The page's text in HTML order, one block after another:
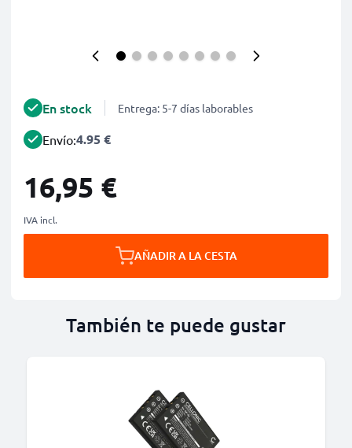
En stock Entrega: 5-7 días laborables
Envío:4.95 €
16,95 €
IVA incl.
AÑADIR A LA CESTA
También te puede gustar